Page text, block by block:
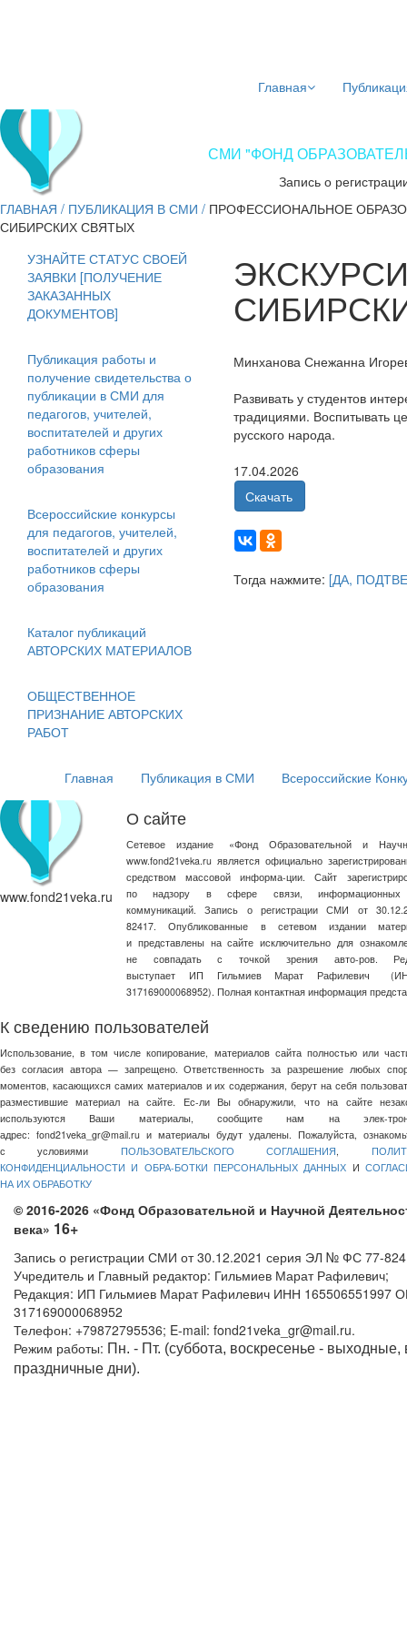
Главная
СМИ "ФОНД
Запись о
ГЛАВНАЯ / ПУБЛИКАЦИЯ В СМИ / ПРОФЕССИОНАЛЬНОЕ
СИБИРСКИХ СВЯТЫХ
УЗНАЙТЕ СТАТУС СВОЕЙ
ЗАЯВКИ [ПОЛУЧЕНИЕ
ЗАКАЗАННЫХ
ДОКУМЕНТОВ]
Публикация работы и
получение свидетельства о
публикации в СМИ для
педагогов, учителей,
воспитателей и других
работников сферы
образования
Всероссийские конкурсы
для педагогов, учителей,
воспитателей и других
работников сферы
образования
Каталог публикаций
АВТОРСКИХ МАТЕРИАЛОВ
ОБЩЕСТВЕННОЕ
ПРИЗНАНИЕ АВТОРСКИХ
РАБОТ
Минханова Снежанна
Развивать у студентов
традициями. Воспитывать
русского народа.
17.04.2026
Скачать
Тогда нажмите: [ДА,
Главная Публикация в СМИ Всероссийские
www.fond21veka.ru
О сайте
Сетевое издание «Фонд Образовательной и
www.fond21veka.ru является официально
средством массовой информа-ции. Сайт
по надзору в сфере связи, информационных
коммуникаций. Запись о регистрации СМИ от
82417. Опубликованные в сетевом издании
и представлены на сайте исключительно для
не совпадать с точкой зрения авто-ров.
выступает ИП Гильмиев Марат Рафилевич
317169000068952). Полная контактная информация
К сведению пользователей
Использование, в том числе копирование, материалов сайта полностью или
без согласия автора — запрещено. Ответственность за разрешение любых
моментов, касающихся самих материалов и их содержания, берут на себя
разместившие материал на сайте. Ес-ли Вы обнаружили, что на сайте
используются Ваши материалы, сообщите нам на элек-
адрес: fond21veka_gr@mail.ru и материалы будут удалены. Пожалуйста,
с условиями ПОЛЬЗОВАТЕЛЬСКОГО СОГЛАШЕНИЯ,
КОНФИДЕНЦИАЛЬНОСТИ И ОБРА-БОТКИ ПЕРСОНАЛЬНЫХ ДАННЫХ И
НА ИХ ОБРАБОТКУ
© 2016-2026 «Фонд Образовательной и Научной
века» 16+
Запись о регистрации СМИ от 30.12.2021 серия ЭЛ № ФС 77-
Учредитель и Главный редактор: Гильмиев Марат Рафилевич;
Редакция: ИП Гильмиев Марат Рафилевич ИНН 165506551997
317169000068952
Телефон: +79872795536; E-mail: fond21veka_gr@mail.ru.
Режим работы: Пн. - Пт. (суббота, воскресенье - выходные,
праздничные дни).